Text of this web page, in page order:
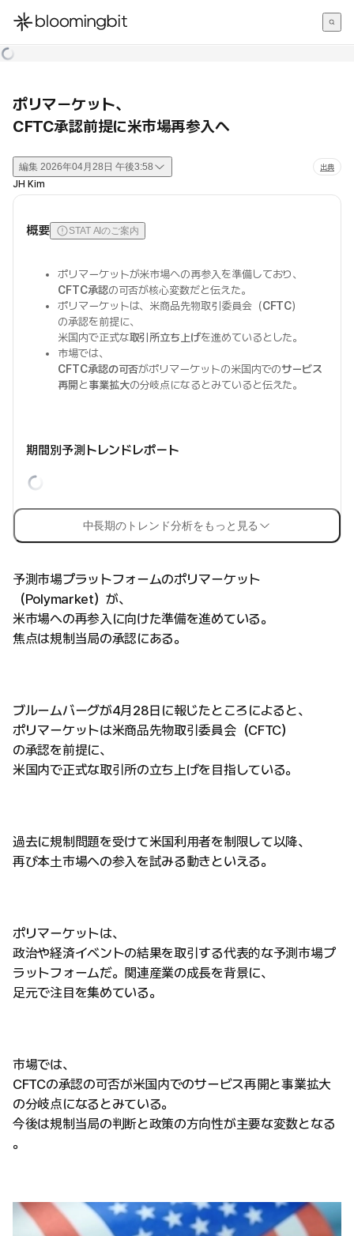
한국어
ポリマーケット、
CFTC承認前提に米市場再参入へ
編集 2026年04月28日 午後3:58 出典
JH Kim
概要 STAT AIのご案内
ポリマーケットが米市場への再参入を準備しており、
CFTC承認の可否が核心変数だと伝えた。
ポリマーケットは、米商品先物取引委員会（CFTC）
の承認を前提に、
米国内で正式な取引所立ち上げを進めているとした。
市場では、
CFTC承認の可否がポリマーケットの米国内でのサービス
再開 と事業拡大の分岐点になるとみていると伝えた。
期間別予測トレンドレポート
中長期のトレンド分析をもっと見る
予測市場プラットフォームのポリマーケット
（Polymarket）が、
米市場への再参入に向けた準備を進めている。
焦点は規制当局の承認にある。
ブルームバーグが4月28日に報じたところによると、
ポリマーケットは米商品先物取引委員会（CFTC）
の承認を前提に、
米国内で正式な取引所の立ち上げを目指している。
過去に規制問題を受けて米国利用者を制限して以降、
再び本土市場への参入を試みる動きといえる。
ポリマーケットは、
政治や経済イベントの結果を取引する代表的な予測市場プ
ラットフォームだ。関連産業の成長を背景に、
足元で注目を集めている。
市場では、
CFTCの承認の可否が米国内でのサービス再開と事業拡大
の分岐点になるとみている。
今後は規制当局の判断と政策の方向性が主要な変数となる
。